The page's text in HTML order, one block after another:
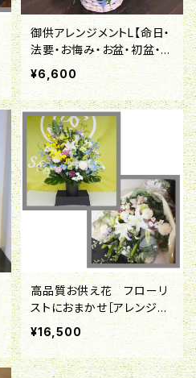
御供アレンジメントL【命日・
法要・お悔み・お盆・初盆・お
彼岸・喪中はがきが届いた
ら】
¥6,600
高品質お供え花 フローリ
ストにおまかせ［アレンジメ
ント(枕花)・花束・喪中はが
きが届いたら］
¥16,500